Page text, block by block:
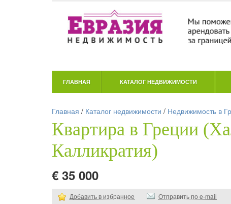
ГЛАВНАЯ КАТАЛОГ НЕДВИЖИМОСТИ
Главная / Каталог недвижимости / Недвижимость в
Квартира в Греции
Калликратия)
€ 35 000
Добавить в избранное Отправить по e-mail